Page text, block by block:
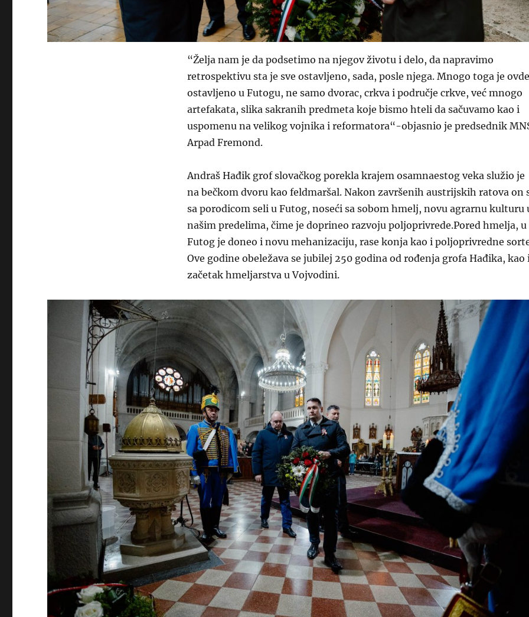
“Želja nam je da podsetimo na njegov životu i delo, da napravimo
retrospektivu sta je sve ostavljeno, sada, posle njega. Mnogo toga je ovde
ostavljeno u Futogu, ne samo dvorac, crkva i područje crkve, već mnogo
artefakata, slika sakranih predmeta koje bismo hteli da sačuvamo kao i
uspomenu na velikog vojnika i reformatora“-objasnio je predsednik
Arpad Fremond.
Andraš Hađik grof slovačkog porekla krajem osamnaestog veka služio je
na bečkom dvoru kao feldmaršal. Nakon završenih austrijskih ratova on
sa porodicom seli u Futog, noseći sa sobom hmelj, novu agrarnu kulturu
našim predelima, čime je doprineo razvoju poljoprivrede.Pored hmelja, u
Futog je doneo i novu mehanizaciju, rase konja kao i poljoprivredne
Ove godine obeležava se jubilej 250 godina od rođenja grofa Hađika, kao
začetak hmeljarstva u Vojvodini.